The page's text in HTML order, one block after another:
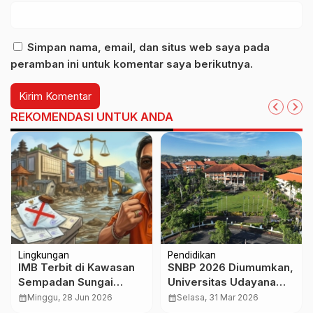
Simpan nama, email, dan situs web saya pada
peramban ini untuk komentar saya berikutnya.
REKOMENDASI UNTUK ANDA
Lingkungan
IMB Terbit di Kawasan
Sempadan Sungai
Disorot, Ajik ARUN Bali
calendar_monthMinggu, 28 Jun 2026
Pendidikan
SNBP 2026 Diumumkan,
Universitas Udayana
Terima 2.348
calendar_monthSelasa, 31 Mar 2026